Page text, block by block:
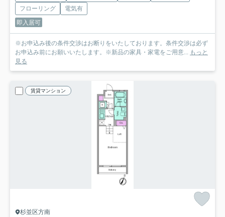
フローリング
電気有
即入居可
※お申込み後の条件交渉はお断りをいたしております。条件交渉は必ず
お申込み前にお願いいたします。※新品の家具・家電をご用意... もっと
見る
賃貸マンション
杉並区方南